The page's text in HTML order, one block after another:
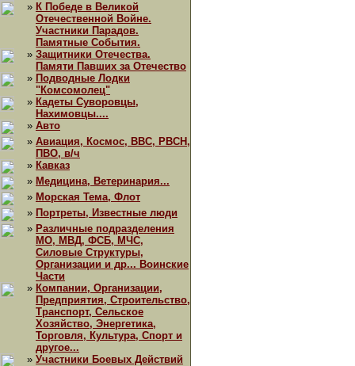
» К Победе в Великой
Отечественной Войне.
Участники Парадов.
Памятные События.
» Защитники Отечества.
Памяти Павших за Отечество
» Подводные Лодки
"Комсомолец"
» Кадеты Суворовцы,
Нахимовцы....
» Авто
» Авиация, Космос, ВВС, РВСН,
ПВО, в/ч
» Кавказ
» Медицина, Ветеринария...
» Морская Тема, Флот
» Портреты, Известные люди
» Различные подразделения
МО, МВД, ФСБ, МЧС,
Силовые Структуры,
Организации и др... Воинские
Части
» Компании, Организации,
Предприятия, Строительство,
Транспорт, Сельское
Хозяйство, Энергетика,
Торговля, Культура, Спорт и
другое...
» Участники Боевых Действий